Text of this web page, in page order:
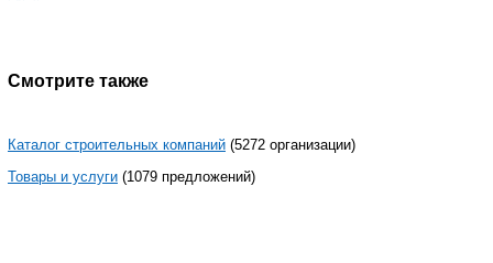
Смотрите также
Каталог строительных компаний (5272 организации)
Товары и услуги (1079 предложений)